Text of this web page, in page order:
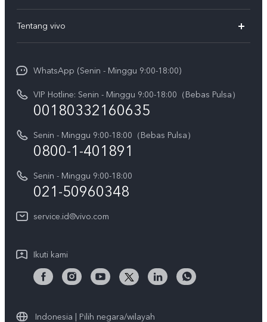
T5
T5 Pro
V70 FE
Y05
X300 Pro
Gerai Terdekat
Service Center
Funtouch OS
Pembaruan Sistem
Harga Spare Part
Otentikasi IMEI
Kebijakan Garansi vivo
Layanan Perbaikan Antar Jemput
Unduh LUT untuk Memulihkan Log
Tentang vivo
Sejarah
Berita
Pemberitahuan Hukum
Tentang Kami
Pusat Privasi vivo
WhatsApp (Senin - Minggu 9:00-18:00)
VIP Hotline: Senin - Minggu 9:00-18:00（Bebas Pulsa）
00180332160635
Senin - Minggu 9:00-18:00（Bebas Pulsa）
0800-1-401891
Senin - Minggu 9:00-18:00
021-50960348
service.id@vivo.com
Ikuti kami
Indonesia | Pilih negara/wilayah